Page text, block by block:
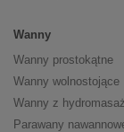
Wanny
Wanny prostokątne
Wanny wolnostojące
Wanny z
Parawany